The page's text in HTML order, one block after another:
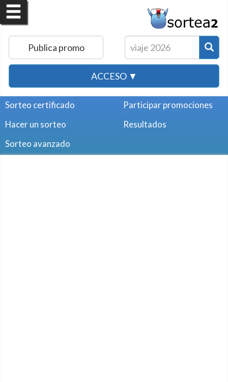
Publica promo
ACCESO ▼
Sorteo certificado
Hacer un sorteo
Sorteo avanzado
Participar promociones
Resultados